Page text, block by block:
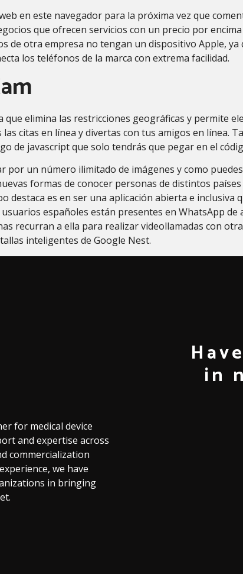
en este navegador para la próxima vez que
que ofrecen servicios con un precio por
de otra empresa no tengan un dispositivo Apple,
los teléfonos de la marca con extrema facilidad.
elimina las restricciones geográficas y permite
citas en línea y divertas con tus amigos en línea.
de javascript que solo tendrás que pegar en el
un número ilimitado de imágenes y como
formas de conocer personas de distintos
destaca es en ser una aplicación abierta e
españoles están presentes en WhatsApp de
recurran a ella para realizar videollamadas con
inteligentes de Google Nest.
for medical device
and expertise across
commercialization
experience, we have
in bringing
in